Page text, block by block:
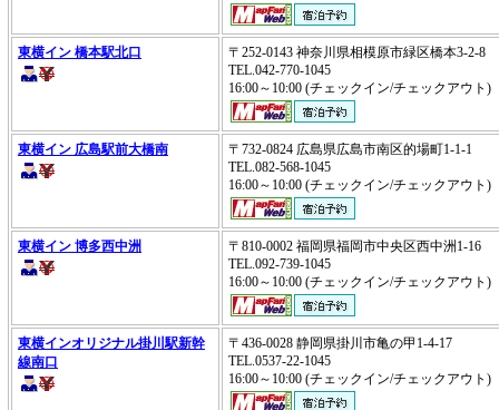
東横イン 橋本駅北口
〒252-0143 神奈川県相模原市緑区橋本3-2-
TEL.042-770-1045
16:00～10:00 (チェックイン/チェックアウ
東横イン 広島駅前大橋南
〒732-0824 広島県広島市南区的場町1-1-1
TEL.082-568-1045
16:00～10:00 (チェックイン/チェックアウ
東横イン 博多西中洲
〒810-0002 福岡県福岡市中央区西中洲1-16
TEL.092-739-1045
16:00～10:00 (チェックイン/チェックアウ
東横インオリジナル掛川駅新幹
線南口
〒436-0028 静岡県掛川市亀の甲1-4-17
TEL.0537-22-1045
16:00～10:00 (チェックイン/チェックアウ